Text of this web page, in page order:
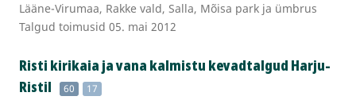
Lääne-Virumaa, Rakke vald, Salla, Mõisa park ja ümbrus
Talgud toimusid 05. mai 2012
Risti kirikaia ja vana kalmistu kevadtalgud Harju-
Ristil
60 17